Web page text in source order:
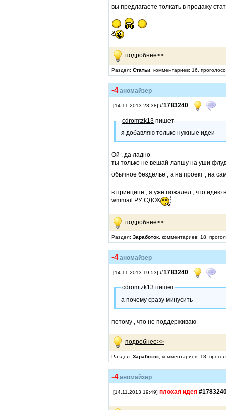
вы предлагаете толкать в продажу
подробнее>>
Раздел: Статьи , комментариев: 16,
-4аномайзер
[14.11.2013 23:38] #1783240
cdromtzk13 пишет
я добавляю только нужные идеи
Ой , да ладно
ты только не вешай лапшу на уши
обычное безделье , а на проект , на
в принципе , я уже пожалел , что идею
wmmail.РУ СДОХ
подробнее>>
Раздел: Заработок , комментариев: 18,
-4аномайзер
[14.11.2013 19:53] #1783240
cdromtzk13 пишет
а почему сразу минусить
потому , что не поддерживаю
подробнее>>
Раздел: Заработок , комментариев: 18,
-4аномайзер
[14.11.2013 19:49] плохая идея